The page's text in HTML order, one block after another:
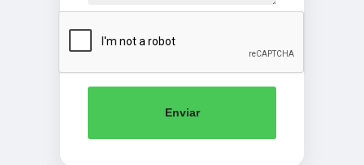
Enviar